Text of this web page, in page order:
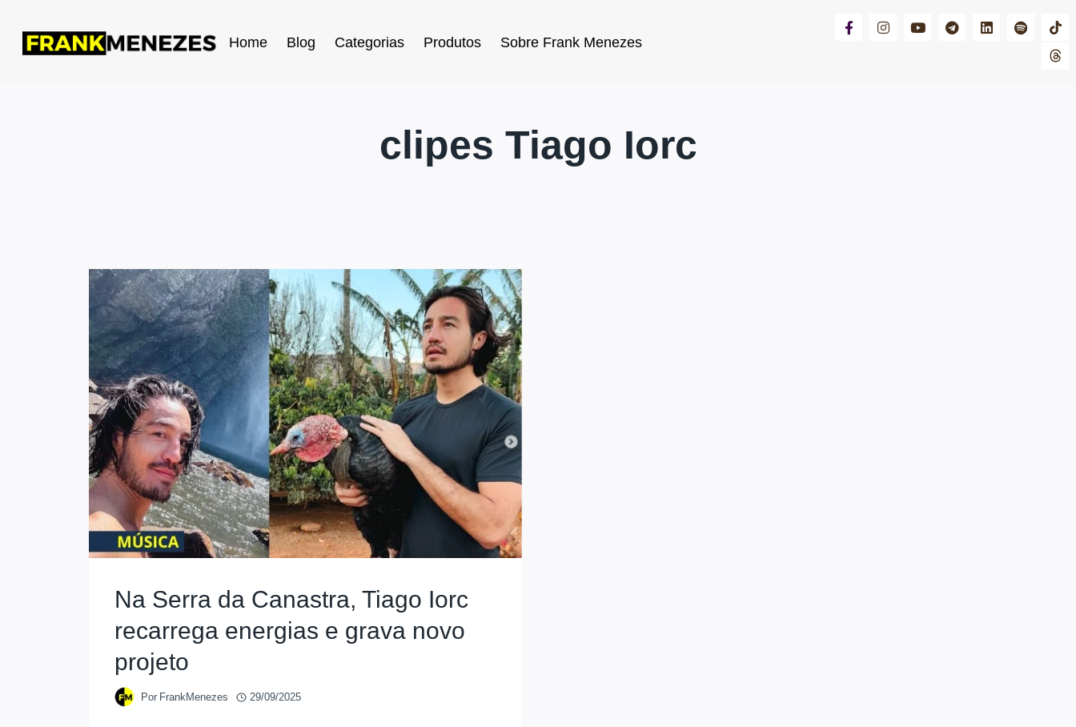
Home Blog Categorias Produtos Sobre Frank Menezes
clipes Tiago Iorc
Na Serra da Canastra, Tiago Iorc
recarrega energias e grava novo
projeto
Por FrankMenezes 29/09/2025